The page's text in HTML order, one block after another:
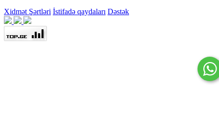
Xidmət Şərtləri İstifadə qaydaları Dəstək